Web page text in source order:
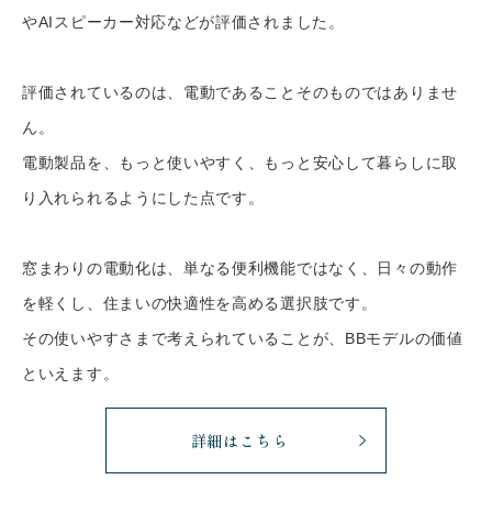
やAIスピーカー対応などが評価されました。
評価されているのは、電動であることそのものではありませ
ん。
電動製品を、もっと使いやすく、もっと安心して暮らしに取
り入れられるようにした点です。
窓まわりの電動化は、単なる便利機能ではなく、日々の動作
を軽くし、住まいの快適性を高める選択肢です。
その使いやすさまで考えられていることが、BBモデルの価値
といえます。
詳細はこちら